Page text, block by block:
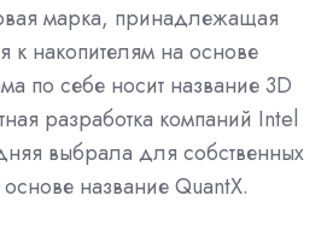
марка, принадлежащая
к накопителям на основе
по себе носит название 3D
разработка компаний Intel
выбрала для собственных
название QuantX.